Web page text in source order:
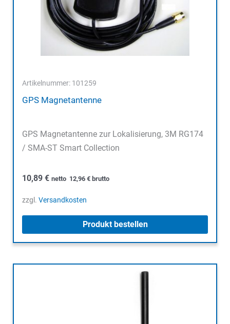
Artikelnummer: 101259
GPS Magnetantenne
GPS Magnetantenne zur Lokalisierung, 3M RG174
/ SMA-ST Smart Collection
10,89 € netto 12,96 €brutto
zzgl. Versandkosten
Produkt bestellen